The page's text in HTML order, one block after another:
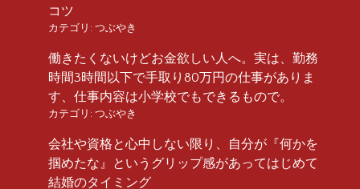
コツ
カテゴリ: つぶやき
働きたくないけどお金欲しい人へ。実は、勤務
時間3時間以下で手取り80万円の仕事がありま
す、仕事内容は小学校でもできるもので。
カテゴリ: つぶやき
会社や資格と心中しない限り、自分が『何かを
掴めたな』というグリップ感があってはじめて
結婚のタイミング